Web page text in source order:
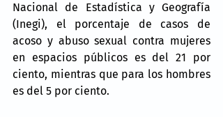
Nacional de Estadística y Geografía
(Inegi), el porcentaje de casos de
acoso y abuso sexual contra mujeres
en espacios públicos es del 21 por
ciento, mientras que para los hombres
es del 5 por ciento.